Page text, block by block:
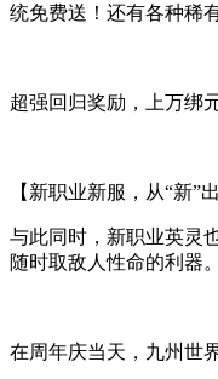
统免费送！还有各种稀
超强回归奖励，上万绑
【新职业新服，从“新”出
与此同时，新职业英灵
随时取敌人性命的利器
在周年庆当天，九州世